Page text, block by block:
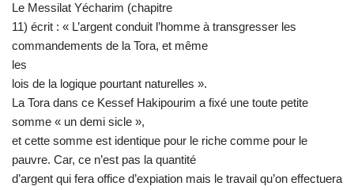
Le Messilat Yécharim (chapitre
11) écrit : « L’argent conduit l’homme à transgresser les
commandements de la Tora, et même
les
lois de la logique pourtant naturelles ».
La Tora dans ce Kessef Hakipourim a fixé une toute petite
somme « un demi sicle »,
et cette somme est identique pour le riche comme pour le
pauvre. Car, ce n’est pas la quantité
d’argent qui fera office d’expiation mais le travail qu’on effectuera